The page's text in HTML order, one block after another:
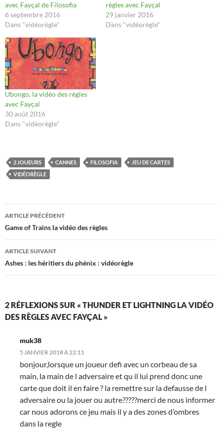
avec Fayçal de Filosofia
6 septembre 2016
Dans "vidéorègle"
règles avec Fayçal
29 janvier 2016
Dans "vidéorègle"
Ubongo, la vidéo des règles
avec Fayçal
30 août 2016
Dans "vidéorègle"
2 JOUEURS CANNES FILOSOFIA
JEU DE CARTES
VIDÉORÈGLE
Navigation
des
articles
ARTICLE PRÉCÉDENT
Game of Trains la vidéo des règles
ARTICLE SUIVANT
Ashes : les héritiers du phénix : vidéorègle
2 RÉFLEXIONS SUR « THUNDER ET LIGHTNING LA VIDÉO
DES RÈGLES AVEC FAYÇAL »
muk38
5 JANVIER 2018 À 22:11
bonjour,lorsque un joueur defi avec un corbeau de sa
main, la main de l adversaire et qu il lui prend donc une
carte que doit il en faire ? la remettre sur la defausse de l
adversaire ou la jouer ou autre?????merci de nous informer
car nous adorons ce jeu mais il y a des zones d’ombres
dans la regle